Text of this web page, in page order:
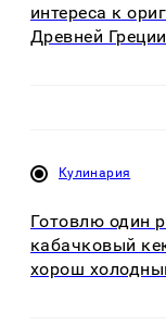
интереса к
Древней Греции
Кулинария
Готовлю один
кабачковый
хорош